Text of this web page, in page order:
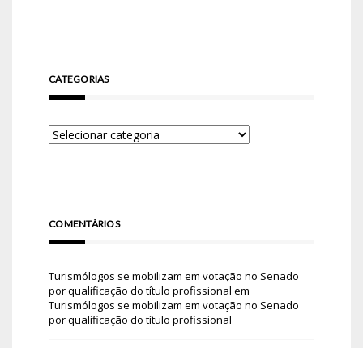
CATEGORIAS
COMENTÁRIOS
Turismólogos se mobilizam em votação no Senado
por qualificação do título profissional em
Turismólogos se mobilizam em votação no Senado
por qualificação do título profissional